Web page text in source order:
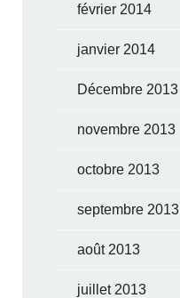
février 2014
janvier 2014
Décembre 2013
novembre 2013
octobre 2013
septembre 2013
août 2013
juillet 2013